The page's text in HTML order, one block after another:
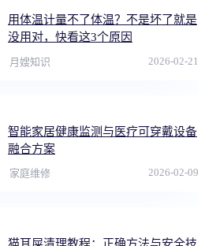
用体温计量不了体温？不是坏了就是
没用对，快看这3个原因
月嫂知识 2026-02-21
智能家居健康监测与医疗可穿戴设备
融合方案
家庭维修 2026-02-09
猫耳屎清理教程：正确方法与安全技